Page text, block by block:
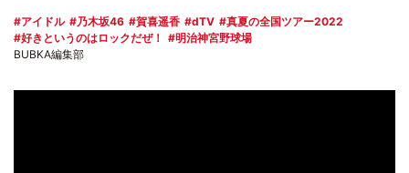
アイドル 乃木坂46 賀喜遥香 dTV
真夏の全国ツアー2022
好きというのはロックだぜ！
明治神宮野球場
BUBKA編集部